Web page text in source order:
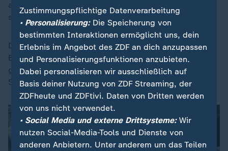
angeschlagenen Unternehmen
die Einnahmen zu
sichern.
Den Angeklagten sei klar gewesen, dass die in dem
Betrieb produzierten Lebensmittel
gesundheitsschädlich gewesen seien, erklärte die
Staatsanwaltschaft.
Zustimmungspflichtige Datenverarbeitung
• Personalisierung:Die Speicherung von
bestimmten Interaktionen ermöglicht uns, dein
Erlebnis im Angebot des ZDF an dich anzupassen
und Personalisierungsfunktionen anzubieten.
Dabei personalisieren wir ausschließlich auf
Basis deiner Nutzung von ZDF Streaming, der
ZDFheute und ZDFtivi. Daten von Dritten werden
von uns nicht verwendet.
• Social Media und externe Drittsysteme:Wir
nutzen Social-Media-Tools und Dienste von
anderen Anbietern. Unter anderem um das Teilen